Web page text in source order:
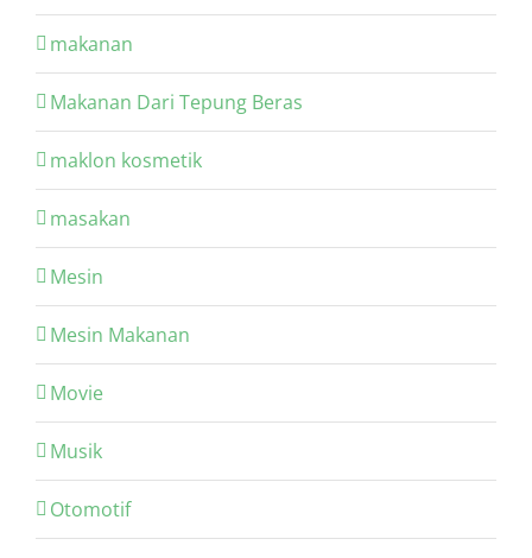
makanan
Makanan Dari Tepung Beras
maklon kosmetik
masakan
Mesin
Mesin Makanan
Movie
Musik
Otomotif